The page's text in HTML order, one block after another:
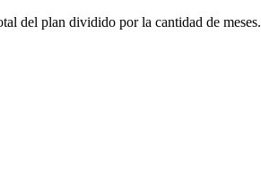
del plan dividido por la cantidad de meses.